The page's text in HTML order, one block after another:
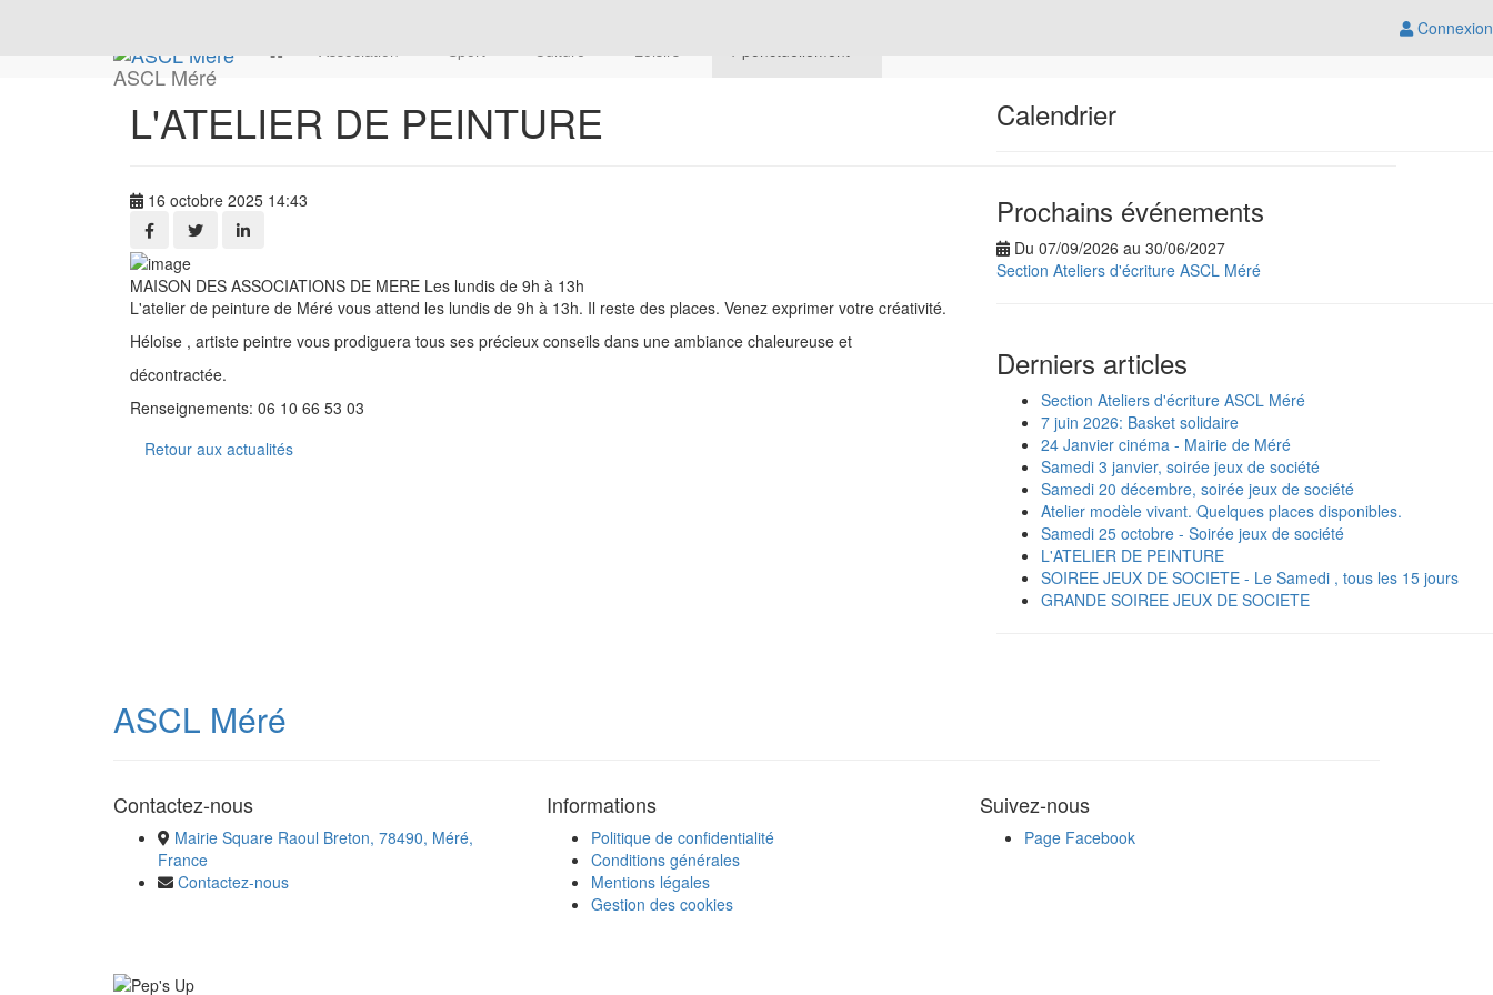
Connexion
ASCL Méré
Association Sport Culture Loisirs + ponctuellement
L'ATELIER DE PEINTURE
16 octobre 2025 14:43
MAISON DES ASSOCIATIONS DE MERE Les lundis de 9h à 13h
L'atelier de peinture de Méré vous attend les lundis de 9h à 13h. Il reste des places. Venez exprimer votre créativité.
Héloise , artiste peintre vous prodiguera tous ses précieux conseils dans une ambiance chaleureuse et
décontractée.
Renseignements: 06 10 66 53 03
Retour aux actualités
Calendrier
Prochains événements
Du 07/09/2026 au 30/06/2027
Section Ateliers d'écriture ASCL Méré
Derniers articles
Section Ateliers d'écriture ASCL Méré
7 juin 2026: Basket solidaire
24 Janvier cinéma - Mairie de Méré
Samedi 3 janvier, soirée jeux de société
Samedi 20 décembre, soirée jeux de société
Atelier modèle vivant. Quelques places disponibles.
Samedi 25 octobre - Soirée jeux de société
L'ATELIER DE PEINTURE
SOIREE JEUX DE SOCIETE - Le Samedi , tous les 15 jours
GRANDE SOIREE JEUX DE SOCIETE
ASCL Méré
Contactez-nous
Mairie Square Raoul Breton, 78490, Méré,
France
Contactez-nous
Informations
Politique de confidentialité
Conditions générales
Mentions légales
Gestion des cookies
Suivez-nous
Page Facebook